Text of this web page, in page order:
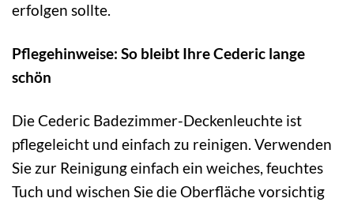
erfolgen sollte.
Pflegehinweise: So bleibt Ihre Cederic lange
schön
Die Cederic Badezimmer-Deckenleuchte ist
pflegeleicht und einfach zu reinigen. Verwenden
Sie zur Reinigung einfach ein weiches, feuchtes
Tuch und wischen Sie die Oberfläche vorsichtig